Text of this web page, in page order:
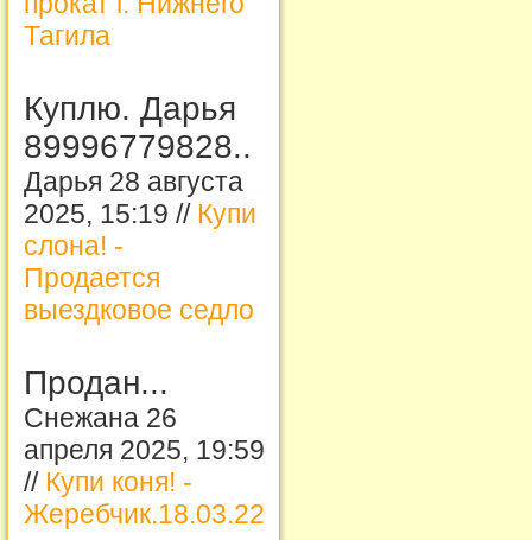
Тагила
Куплю. Дарья
89996779828..
Дарья 28 августа
2025, 15:19 // Купи
слона! -
Продается
выездковое седло
Продан...
Снежана 26
апреля 2025, 19:59
// Купи коня! -
Жеребчик.18.03.22